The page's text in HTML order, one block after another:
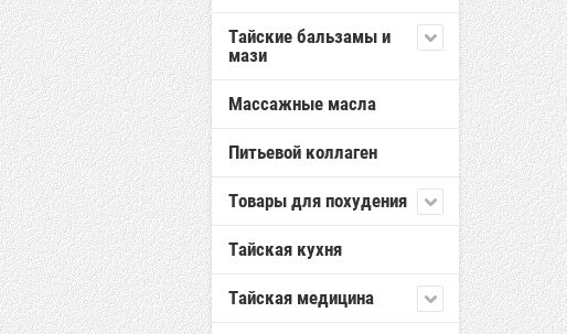
Тайские бальзамы и
мази
Массажные масла
Питьевой коллаген
Товары для похудения
Тайская кухня
Тайская медицина